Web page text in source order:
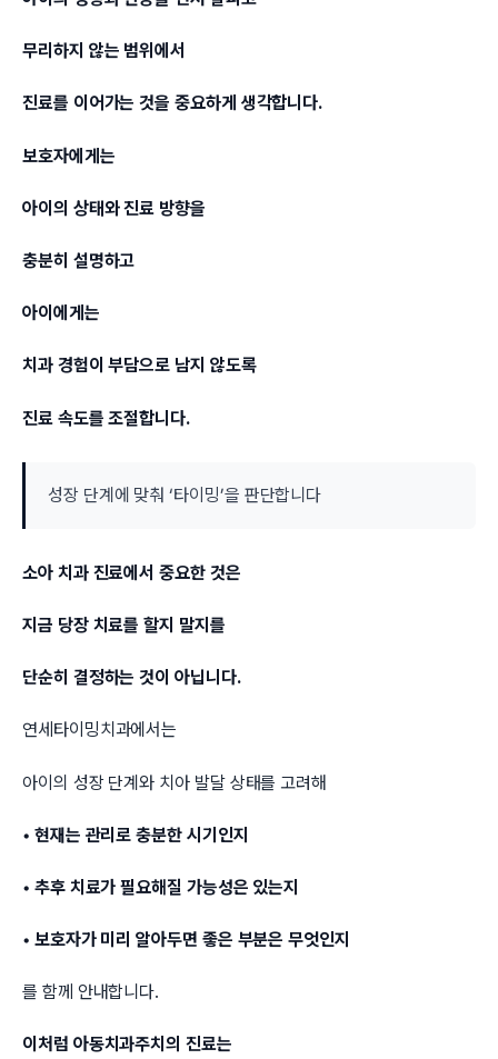
무리하지 않는 범위에서
진료를 이어가는 것을 중요하게 생각합니다.
보호자에게는
아이의 상태와 진료 방향을
충분히 설명하고
아이에게는
치과 경험이 부담으로 남지 않도록
진료 속도를 조절합니다.
성장 단계에 맞춰 ‘타이밍’을 판단합니다
소아 치과 진료에서 중요한 것은
지금 당장 치료를 할지 말지를
단순히 결정하는 것이 아닙니다.
연세타이밍치과에서는
아이의 성장 단계와 치아 발달 상태를 고려해
• 현재는 관리로 충분한 시기인지
• 추후 치료가 필요해질 가능성은 있는지
• 보호자가 미리 알아두면 좋은 부분은 무엇인지
를 함께 안내합니다.
이처럼 아동치과주치의 진료는